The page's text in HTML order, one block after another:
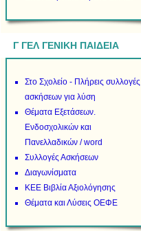
Γ ΓΕΛ ΓΕΝΙΚΗ ΠΑΙΔΕΙΑ
Στο Σχολείο - Πλήρεις συλλογές
ασκήσεων για λύση
Θέματα Εξετάσεων.
Ενδοσχολικών και
Πανελλαδικών / word
Συλλογές Ασκήσεων
Διαγωνίσματα
ΚΕΕ Βιβλία Αξιολόγησης
Θέματα και Λύσεις ΟΕΦΕ